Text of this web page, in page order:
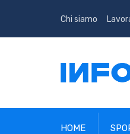
Chi siamo
HOME